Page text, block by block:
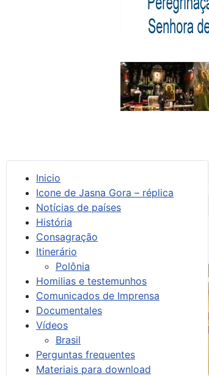
Inicio
Icone de Jasna Gora – réplica
Notícias de países
História
Consagração
Itinerário
Polônia
Homilias e testemunhos
Comunicados de Imprensa
Documentales
Vídeos
Brasil
Perguntas frequentes
Materiais para download